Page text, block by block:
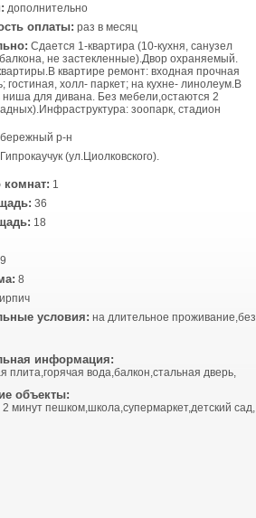
дополнительно
оплаты: раз в месяц
Сдается 1-квартира (10-кухня, санузел
не застекленные).Двор охраняемый.
квартире ремонт: входная прочная
гостиная, холл- паркет; на кухне- линолеум.В
ниша для дивана. Без мебели,остаются 2
зоопарк, стадион
р-н
Гипрокаучук (ул.Циолковского).
комнат: 1
36
18
9
8
условия: на длительное проживание,без
информация:
плита,горячая вода,балкон,стальная дверь,
объекты:
2 минут пешком,школа,супермаркет,детский сад,